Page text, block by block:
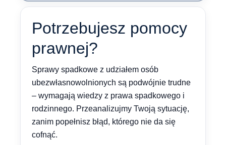
Potrzebujesz pomocy
prawnej?
Sprawy spadkowe z udziałem osób
ubezwłasnowolnionych są podwójnie trudne
– wymagają wiedzy z prawa spadkowego i
rodzinnego. Przeanalizujmy Twoją sytuację,
zanim popełnisz błąd, którego nie da się
cofnąć.